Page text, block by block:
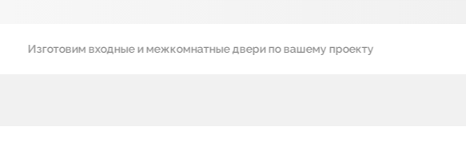
Изготовим входные и межкомнатные двери по вашему проекту